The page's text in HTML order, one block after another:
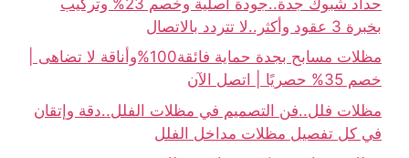
بخبرة 3 عقود وأكثر..لا تتردد بالاتصال
مظلات مسابح بجدة حماية فائقة100%وأناقة لا تضاهى |
خصم 35% حصريًا | اتصل الآن
مظلات فلل..فن التصميم في مظلات الفلل..دقة وإتقان
في كل تفصيل مظلات مداخل الفلل